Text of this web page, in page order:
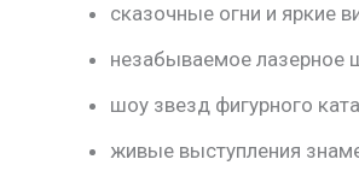
сказочные огни и яркие
незабываемое лазерное
шоу звезд фигурного
живые выступления